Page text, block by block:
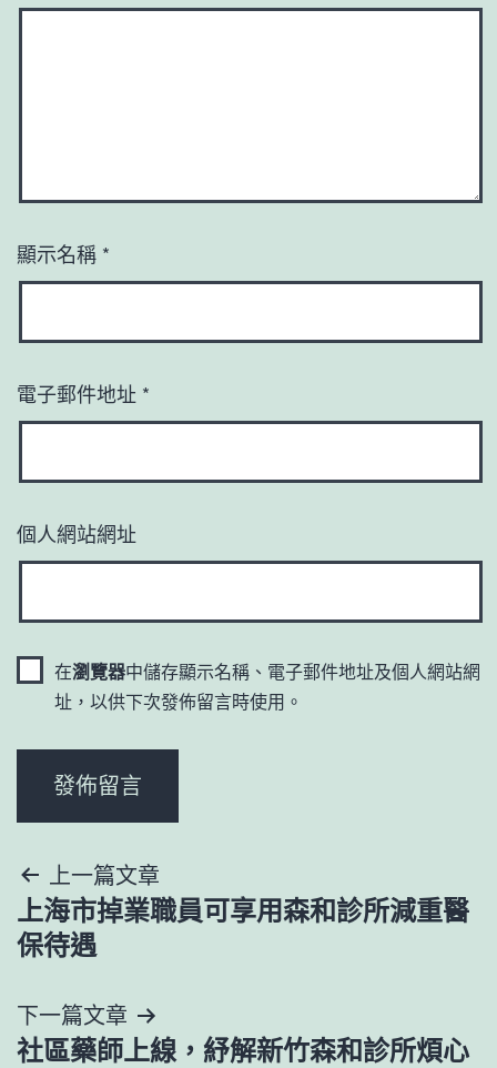
顯示名稱 *
電子郵件地址 *
個人網站網址
在瀏覽器中儲存顯示名稱、電子郵件地址及個人網站網
址，以供下次發佈留言時使用。
文
章
覽
上一篇文章
上海市掉業職員可享用森和診所減重醫
保待遇
下一篇文章
社區藥師上線，紓解新竹森和診所煩心